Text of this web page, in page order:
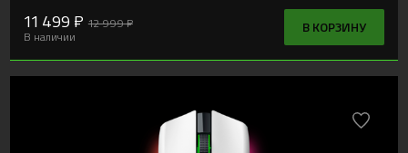
11 499 ₽ 12 999 ₽
В наличии
В КОРЗИНУ